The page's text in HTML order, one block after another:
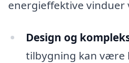
energieffektive
Design og
tilbygning kan være